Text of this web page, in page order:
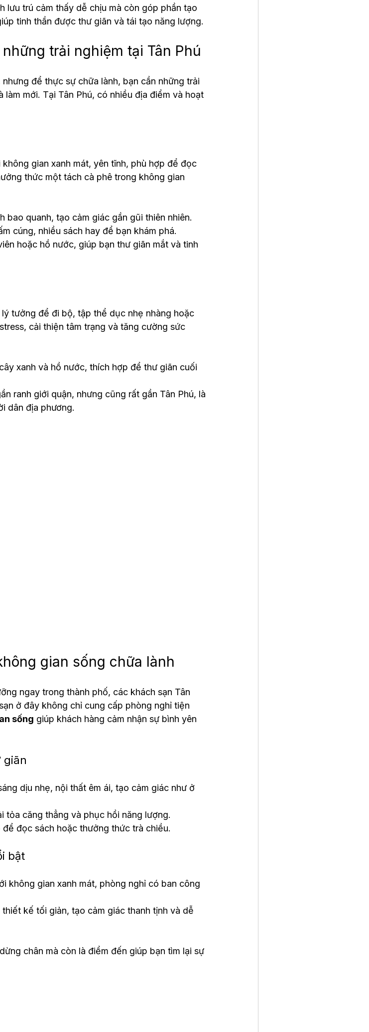
lưu trú cảm thấy dễ chịu mà còn góp phần tạo
tinh thần được thư giãn và tái tạo năng lượng.
trải nghiệm tại Tân Phú
để thực sự chữa lành, bạn cần những trải
mới. Tại Tân Phú, có nhiều địa điểm và hoạt
gian xanh mát, yên tĩnh, phù hợp để đọc
thức một tách cà phê trong không gian
bao quanh, tạo cảm giác gần gũi thiên nhiên.
cúng, nhiều sách hay để bạn khám phá.
hoặc hồ nước, giúp bạn thư giãn mắt và tinh
tưởng để đi bộ, tập thể dục nhẹ nhàng hoặc
cải thiện tâm trạng và tăng cường sức
xanh và hồ nước, thích hợp để thư giãn cuối
ranh giới quận, nhưng cũng rất gần Tân Phú, là
dân địa phương.
gian sống chữa lành
ngay trong thành phố, các khách sạn Tân
ở đây không chỉ cung cấp phòng nghỉ tiện
sống giúp khách hàng cảm nhận sự bình yên
giãn
dịu nhẹ, nội thất êm ái, tạo cảm giác như ở
tỏa căng thẳng và phục hồi năng lượng.
đọc sách hoặc thưởng thức trà chiều.
bật
không gian xanh mát, phòng nghỉ có ban công
kế tối giản, tạo cảm giác thanh tịnh và dễ
chân mà còn là điểm đến giúp bạn tìm lại sự